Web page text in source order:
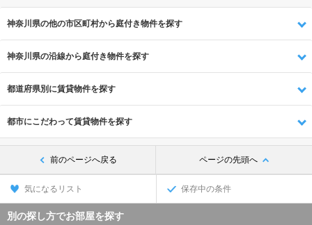
神奈川県の他の市区町村から庭付き物件を探す
神奈川県の沿線から庭付き物件を探す
都道府県別に賃貸物件を探す
都市にこだわって賃貸物件を探す
前のページへ戻る ページの先頭へ
気になるリスト 保存中の条件
別の探し方でお部屋を探す